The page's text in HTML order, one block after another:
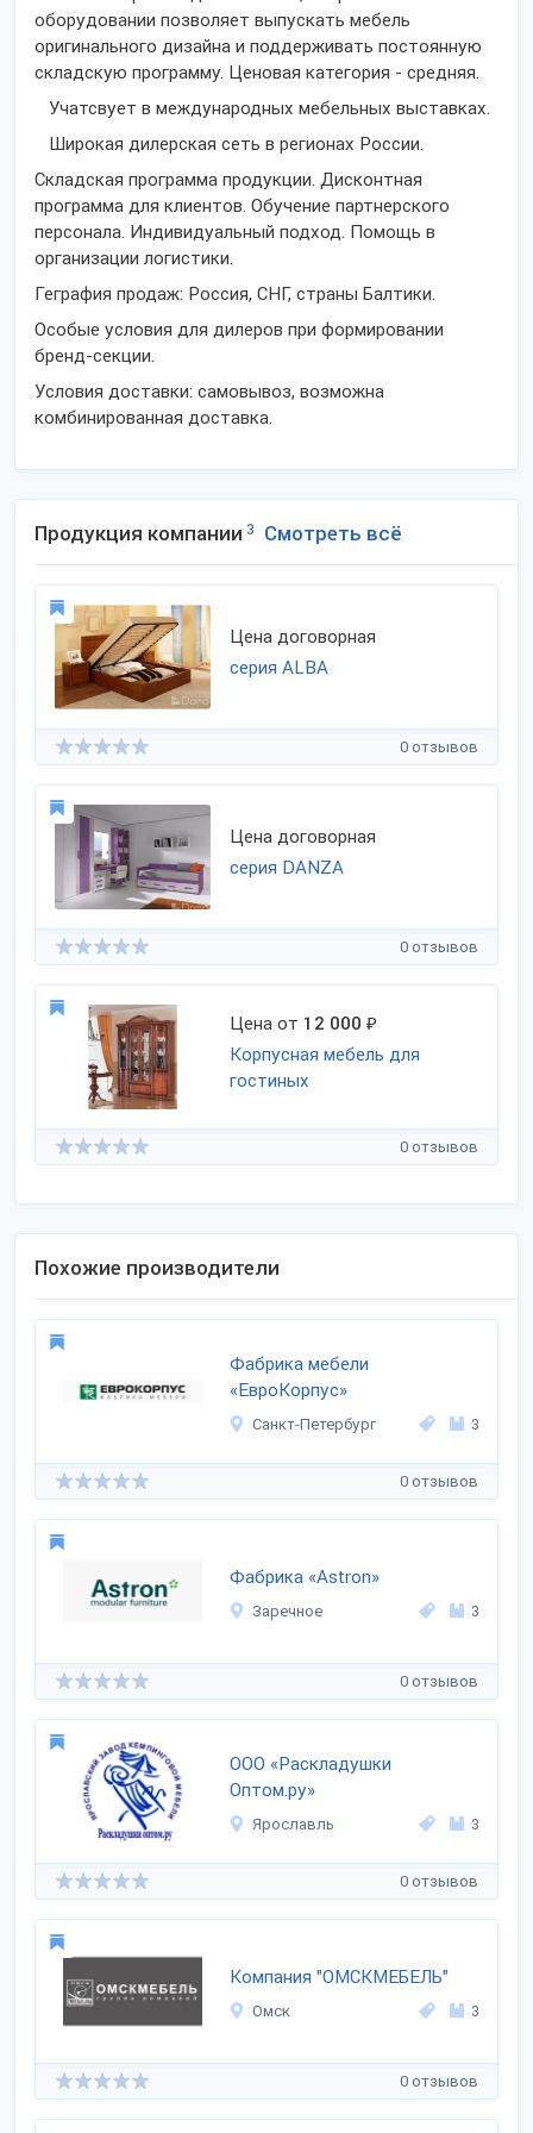
оборудовании позволяет выпускать мебель
оригинального дизайна и поддерживать постоянную
складскую программу. Ценовая категория - средняя.
Учатсвует в международных мебельных выставках.
Широкая дилерская сеть в регионах России.
Складская программа продукции. Дисконтная
программа для клиентов. Обучение партнерского
персонала. Индивидуальный подход. Помощь в
организации логистики.
Геграфия продаж: Россия, СНГ, страны Балтики.
Особые условия для дилеров при формировании
бренд-секции.
Условия доставки: самовывоз, возможна
комбинированная доставка.
Продукция компании 3 Смотреть всё
Цена договорная
серия ALBA
0 отзывов
Цена договорная
серия DANZA
0 отзывов
Цена от 12 000 ₽
Корпусная мебель для
гостиных
0 отзывов
Похожие производители
Фабрика мебели
«ЕвроКорпус»
Санкт-Петербург 3
0 отзывов
Фабрика «Astron»
Заречное 3
0 отзывов
ООО «Раскладушки
Оптом.ру»
Ярославль 3
0 отзывов
Компания "ОМСКМЕБЕЛЬ"
Омск 3
0 отзывов